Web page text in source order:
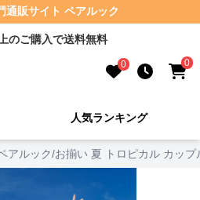
通販サイト ペアルック
のご購入で送料無料
0 0
人気ランキング
アルック/お揃い 夏 トロピカル カッ